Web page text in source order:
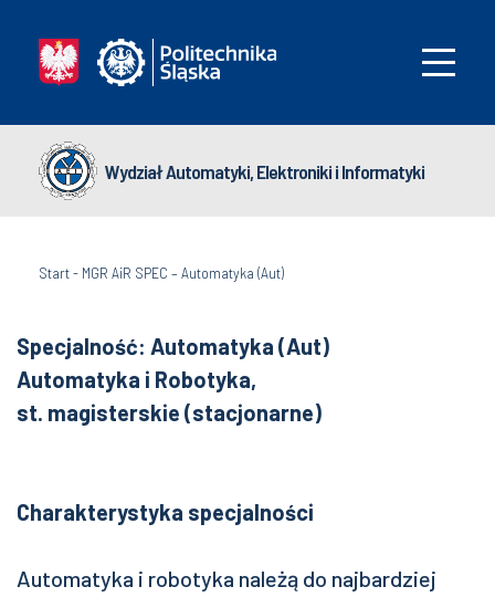
Wydział Automatyki, Elektroniki i Informatyki
Start- MGR AiR SPEC – Automatyka (Aut)
Specjalność: Automatyka (Aut)
Automatyka i Robotyka,
st. magisterskie (stacjonarne)
Charakterystyka specjalności
Automatyka i robotyka należą do najbardziej